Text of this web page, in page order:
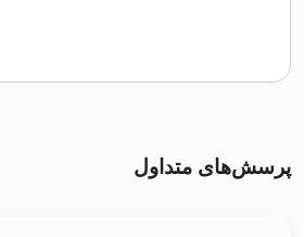
پرسش‌های متداول